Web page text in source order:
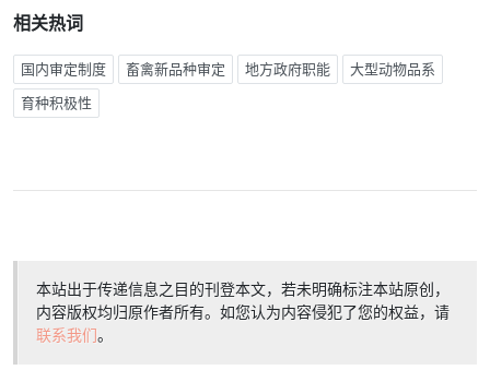
相关热词
国内审定制度 畜禽新品种审定 地方政府职能 大型动物品系
育种积极性
本站出于传递信息之目的刊登本文，若未明确标注本站原创，
内容版权均归原作者所有。如您认为内容侵犯了您的权益，请
联系我们。